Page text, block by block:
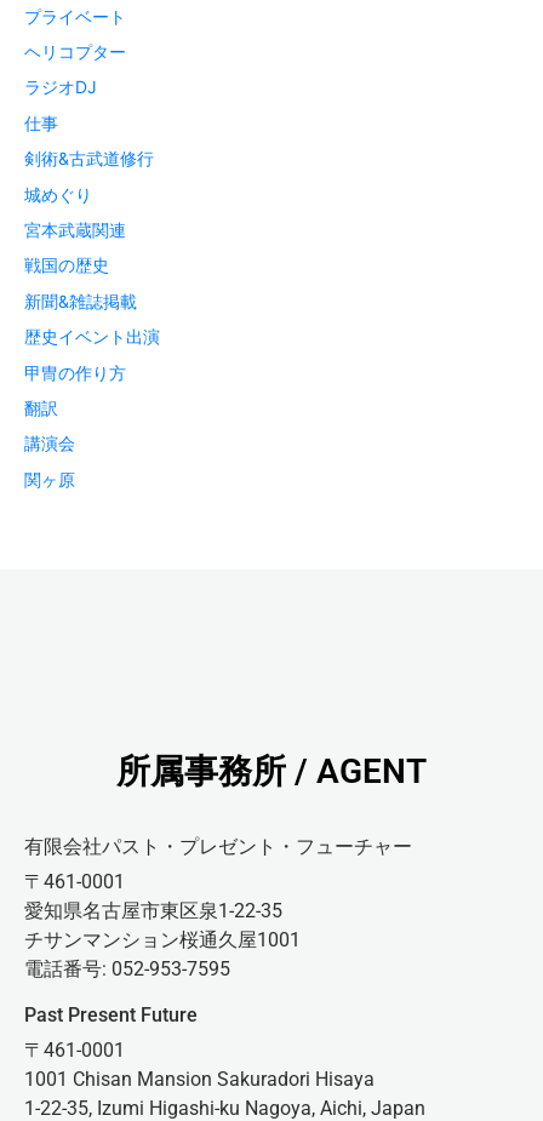
プライベート
ヘリコプター
ラジオDJ
仕事
剣術&古武道修行
城めぐり
宮本武蔵関連
戦国の歴史
新聞&雑誌掲載
歴史イベント出演
甲冑の作り方
翻訳
講演会
関ヶ原
所属事務所 / AGENT
有限会社パスト・プレゼント・フューチャー
〒461-0001
愛知県名古屋市東区泉1-22-35
チサンマンション桜通久屋1001
電話番号: 052-953-7595
Past Present Future
〒461-0001
1001 Chisan Mansion Sakuradori Hisaya
1-22-35, Izumi Higashi-ku Nagoya, Aichi, Japan